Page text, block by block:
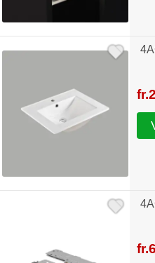
fr.
fr.